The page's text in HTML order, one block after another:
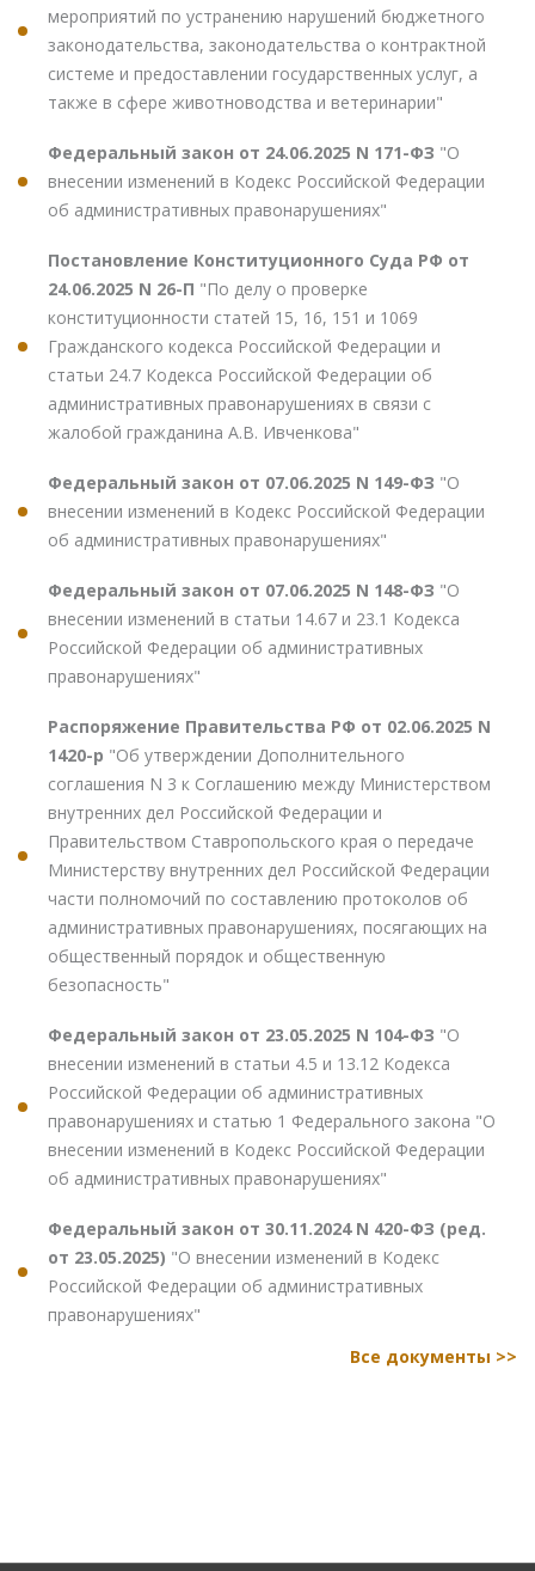
мероприятий по устранению нарушений бюджетного
законодательства, законодательства о контрактной
системе и предоставлении государственных услуг, а
также в сфере животноводства и ветеринарии"
Федеральный закон от 24.06.2025 N 171-ФЗ "О
внесении изменений в Кодекс Российской Федерации
об административных правонарушениях"
Постановление Конституционного Суда РФ от
24.06.2025 N 26-П "По делу о проверке
конституционности статей 15, 16, 151 и 1069
Гражданского кодекса Российской Федерации и
статьи 24.7 Кодекса Российской Федерации об
административных правонарушениях в связи с
жалобой гражданина А.В. Ивченкова"
Федеральный закон от 07.06.2025 N 149-ФЗ "О
внесении изменений в Кодекс Российской Федерации
об административных правонарушениях"
Федеральный закон от 07.06.2025 N 148-ФЗ "О
внесении изменений в статьи 14.67 и 23.1 Кодекса
Российской Федерации об административных
правонарушениях"
Распоряжение Правительства РФ от 02.06.2025 N
1420-р "Об утверждении Дополнительного
соглашения N 3 к Соглашению между Министерством
внутренних дел Российской Федерации и
Правительством Ставропольского края о передаче
Министерству внутренних дел Российской Федерации
части полномочий по составлению протоколов об
административных правонарушениях, посягающих на
общественный порядок и общественную
безопасность"
Федеральный закон от 23.05.2025 N 104-ФЗ "О
внесении изменений в статьи 4.5 и 13.12 Кодекса
Российской Федерации об административных
правонарушениях и статью 1 Федерального закона "О
внесении изменений в Кодекс Российской Федерации
об административных правонарушениях"
Федеральный закон от 30.11.2024 N 420-ФЗ (ред.
от 23.05.2025) "О внесении изменений в Кодекс
Российской Федерации об административных
правонарушениях"
Все документы >>